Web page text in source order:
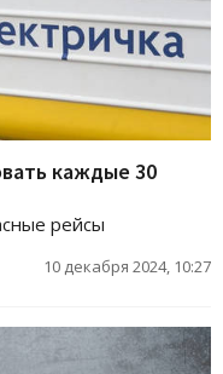
каждые 30
рейсы
10 декабря 2024, 10:27